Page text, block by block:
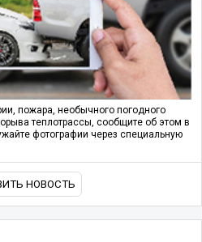
пожара, необычного погодного
теплотрассы, сообщите об этом в
фотографии через специальную
НОВОСТЬ